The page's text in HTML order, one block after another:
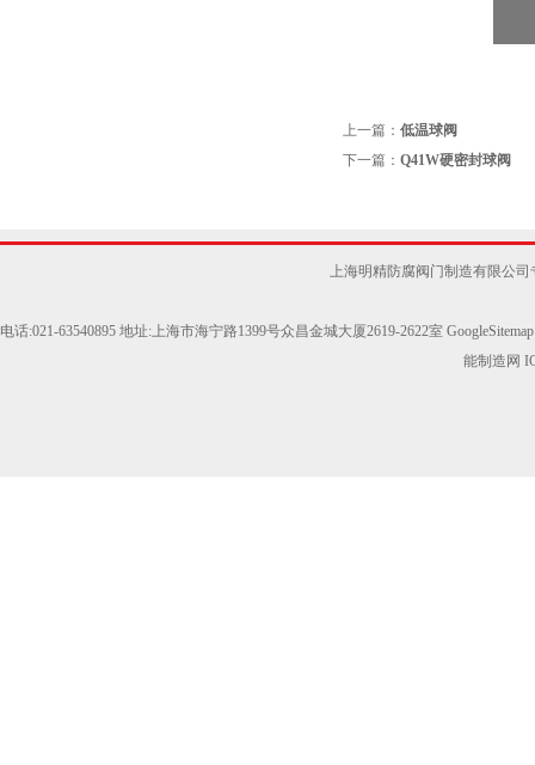
上一篇： 低温球阀
下一篇： Q41W硬密封球阀
上海明精防腐阀门制造有限公
电话:021-63540895 地址:上海市海宁路1399号众昌金城大厦2619-2622室 GoogleSitemap
能制造网